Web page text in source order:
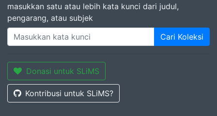
masukkan satu atau lebih kata kunci dari judul,
pengarang, atau subjek
Cari Koleksi
Donasi untuk SLiMS
Kontribusi untuk SLiMS?